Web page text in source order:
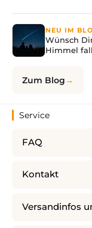
NEU IM
Wünsch
Himmel
Zum Blog
Service
FAQ
Kontakt
Versandinfos